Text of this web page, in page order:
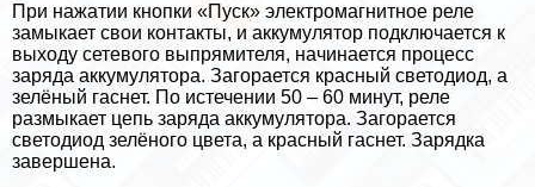
При нажатии кнопки «Пуск» электромагнитное реле
замыкает свои контакты, и аккумулятор подключается к
выходу сетевого выпрямителя, начинается процесс
заряда аккумулятора. Загорается красный светодиод, а
зелёный гаснет. По истечении 50 – 60 минут, реле
размыкает цепь заряда аккумулятора. Загорается
светодиод зелёного цвета, а красный гаснет. Зарядка
завершена.